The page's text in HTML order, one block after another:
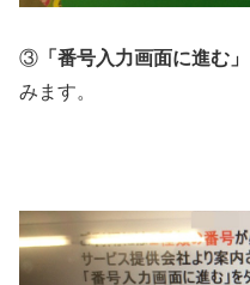
③ 「番号入力画面に進む」
みます。